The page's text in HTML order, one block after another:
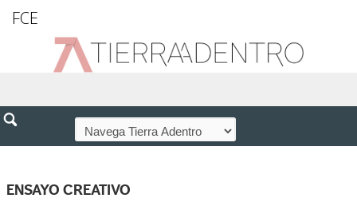
FCE
ENSAYO CREATIVO